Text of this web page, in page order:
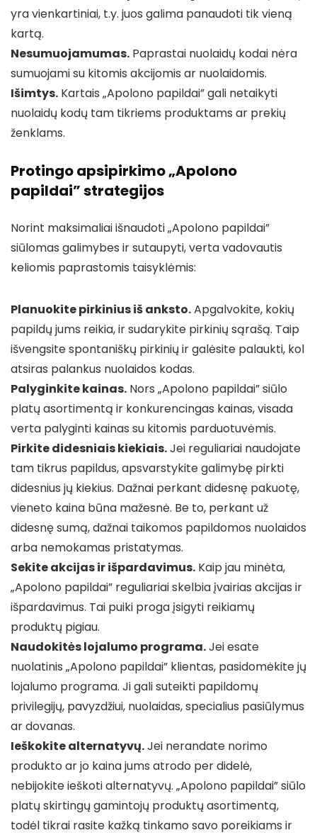
yra vienkartiniai, t.y. juos galima panaudoti tik vieną
kartą.
Nesumuojamumas. Paprastai nuolaidų kodai nėra
sumuojami su kitomis akcijomis ar nuolaidomis.
Išimtys. Kartais „Apolono papildai” gali netaikyti
nuolaidų kodų tam tikriems produktams ar prekių
ženklams.
Protingo apsipirkimo „Apolono
papildai” strategijos
Norint maksimaliai išnaudoti „Apolono papildai”
siūlomas galimybes ir sutaupyti, verta vadovautis
keliomis paprastomis taisyklėmis:
Planuokite pirkinius iš anksto.Apgalvokite, kokių
papildų jums reikia, ir sudarykite pirkinių sąrašą. Taip
išvengsite spontaniškų pirkinių ir galėsite palaukti, kol
atsiras palankus nuolaidos kodas.
Palyginkite kainas. Nors „Apolono papildai” siūlo
platų asortimentą ir konkurencingas kainas, visada
verta palyginti kainas su kitomis parduotuvėmis.
Pirkite didesniais kiekiais.Jei reguliariai naudojate
tam tikrus papildus, apsvarstykite galimybę pirkti
didesnius jų kiekius. Dažnai perkant didesnę pakuotę,
vieneto kaina būna mažesnė. Be to, perkant už
didesnę sumą, dažnai taikomos papildomos nuolaidos
arba nemokamas pristatymas.
Sekite akcijas ir išpardavimus. Kaip jau minėta,
„Apolono papildai” reguliariai skelbia įvairias akcijas ir
išpardavimus. Tai puiki proga įsigyti reikiamų
produktų pigiau.
Naudokitės lojalumo programa.Jei esate
nuolatinis „Apolono papildai” klientas, pasidomėkite jų
lojalumo programa. Ji gali suteikti papildomų
privilegijų, pavyzdžiui, nuolaidas, specialius pasiūlymus
ar dovanas.
Ieškokite alternatyvų.Jei nerandate norimo
produkto ar jo kaina jums atrodo per didelė,
nebijokite ieškoti alternatyvų. „Apolono papildai” siūlo
platų skirtingų gamintojų produktų asortimentą,
todėl tikrai rasite kažką tinkamo savo poreikiams ir